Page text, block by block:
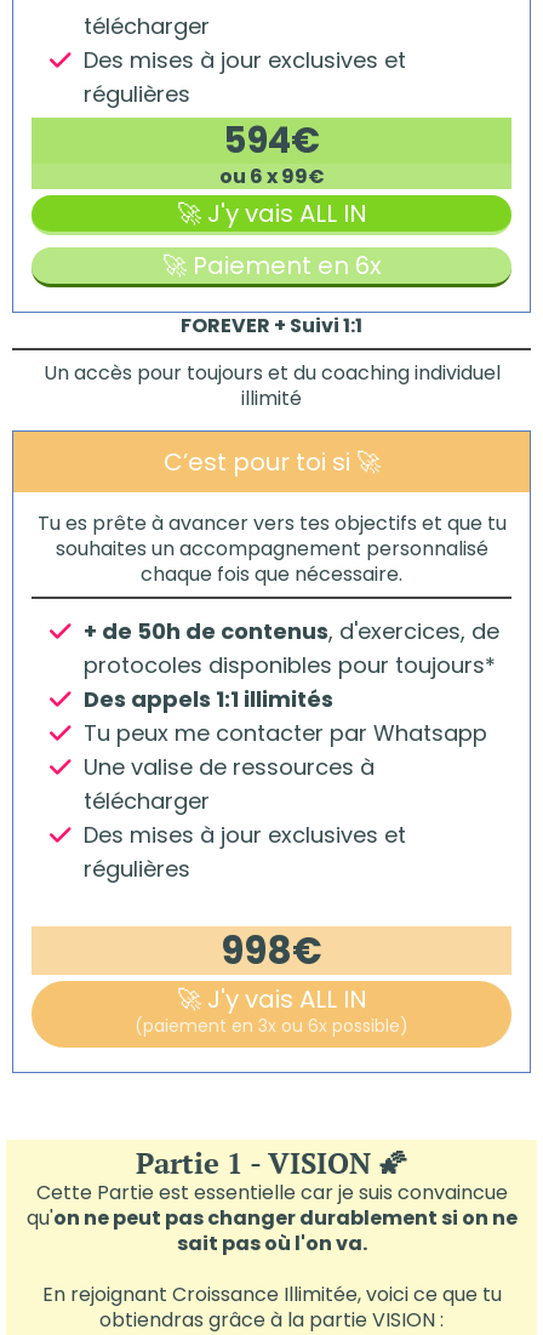
télécharger
Des mises à jour exclusives et
régulières
594€
ou 6 x 99€
🚀​ J'y vais ALL IN
🚀​ Paiement en 6x
FOREVER + Suivi 1:1
Un accès pour toujours et du coaching individuel
illimité
C’est pour toi si 🚀​
Tu es prête à avancer vers tes objectifs et que tu
souhaites un accompagnement personnalisé
chaque fois que nécessaire.
+ de 50h de contenus, d'exercices, de
protocoles disponibles pour toujours*
Des appels 1:1 illimités
Tu peux me contacter par Whatsapp
Une valise de ressources à
télécharger
Des mises à jour exclusives et
régulières
998€
🚀​ J'y vais ALL IN
(paiement en 3x ou 6x possible)
Partie 1 - VISION 🌠
Cette Partie est essentielle car je suis convaincue
qu'on ne peut pas changer durablement si on ne
sait pas où l'on va.
En rejoignant Croissance Illimitée, voici ce que tu
obtiendras grâce à la partie VISION :